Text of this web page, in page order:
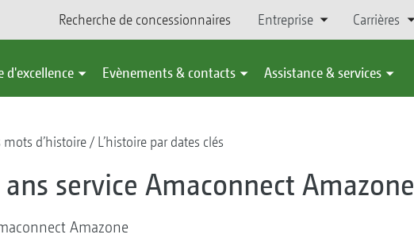
Recherche de concessionnaires Entreprise Carrières
d'excellence Evènements & contacts Assistance & services
d’histoire L’histoire par dates clés
service Amaconnect Amazone
Amazone